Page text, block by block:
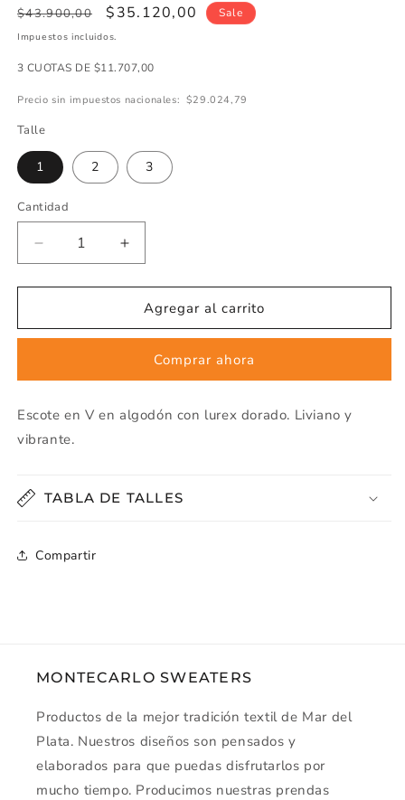
Precio
regular
$43.900,00
Precio
de
$35.120,00 Sale
Impuestos incluidos.
3 CUOTAS DE $11.707,00
Precio sin impuestos nacionales: $29.024,79
Talle
1 2 3
Cantidad
Cantidad
Disminuir
cantidad
de
V
ART
Aumentar
cantidad
de
ESCOTE
V
DORADO
ART
Agregar al carrito
Comprar ahora
Escote en V en algodón con lurex dorado. Liviano y
vibrante.
TABLA DE TALLES
Compartir
MONTECARLO SWEATERS
Productos de la mejor tradición textil de Mar del
Plata. Nuestros diseños son pensados y
elaborados para que puedas disfrutarlos por
mucho tiempo. Producimos nuestras prendas